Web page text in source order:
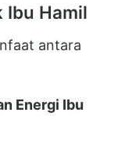
Ibu Hamil
antara
Energi Ibu